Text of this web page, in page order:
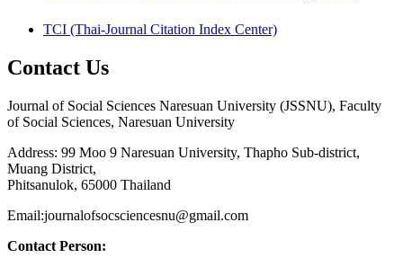
TCI (Thai-Journal Citation Index Center)
Contact Us
Journal of Social Sciences Naresuan University (JSSNU), Faculty
of Social Sciences, Naresuan University
Address: 99 Moo 9 Naresuan University, Thapho Sub-district,
Muang District,
Phitsanulok, 65000 Thailand
Email:journalofsocsciencesnu@gmail.com
Contact Person: